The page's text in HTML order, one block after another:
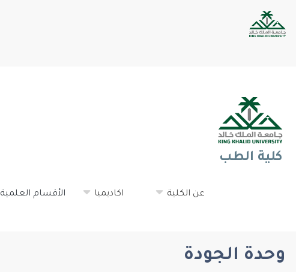
كلية الطب
عن الكلية اكاديميا الأقسام العلمية
وحدة الجودة